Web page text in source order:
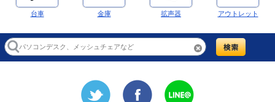
台車 金庫 拡声器 アウトレット